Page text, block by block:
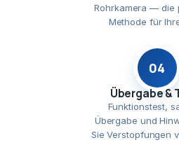
Rohrkamera — die
Methode für
04
Übergabe &
Funktionstest,
Übergabe und
Sie Verstopfungen